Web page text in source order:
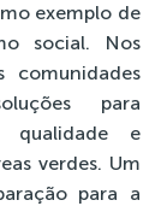
exemplo de
social. Nos
comunidades
para
qualidade e
verdes. Um
para a